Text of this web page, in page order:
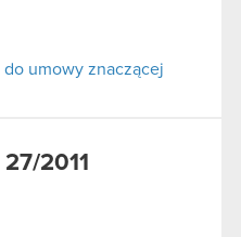
umowy znaczącej
2011